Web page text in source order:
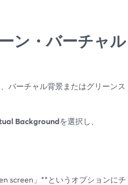
ン・バーチャル
バーチャル背景またはグリーンス
Backgroundを選択し、
screen」**というオプションにチ